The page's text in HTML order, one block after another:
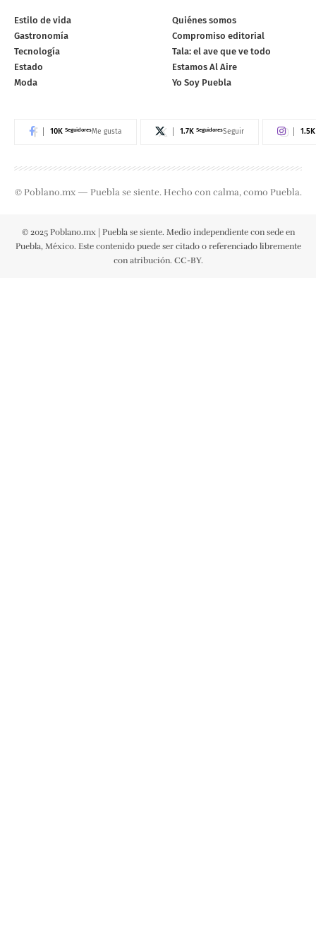
Estilo de vida
Gastronomía
Tecnología
Estado
Moda
Quiénes somos
Compromiso editorial
Tala: el ave que ve todo
Estamos Al Aire
Yo Soy Puebla
10K SeguidoresMe gusta 1.7K SeguidoresSeguir 1.5K
© Poblano.mx — Puebla se siente. Hecho con calma, como Puebla.
© 2025 Poblano.mx | Puebla se siente. Medio independiente con sede en
Puebla, México. Este contenido puede ser citado o referenciado libremente
con atribución. CC-BY.